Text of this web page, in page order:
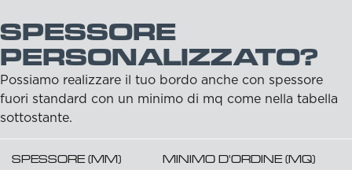
SPESSORE
PERSONALIZZATO?
Possiamo realizzare il tuo bordo anche con spessore
fuori standard con un minimo di mq come nella tabella
sottostante.
SPESSORE (MM) MINIMO D'ORDINE (MQ)